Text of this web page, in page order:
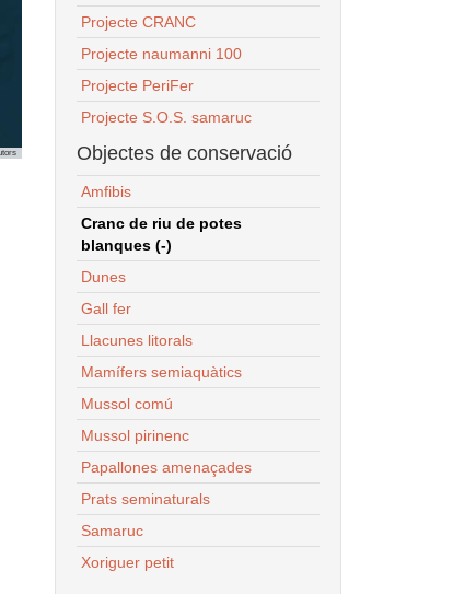
Projecte CRANC
Projecte naumanni 100
Projecte PeriFer
Projecte S.O.S. samaruc
Objectes de conservació
Amfibis
Cranc de riu de potes
blanques (-)
Dunes
Gall fer
Llacunes litorals
Mamífers semiaquàtics
Mussol comú
Mussol pirinenc
Papallones amenaçades
Prats seminaturals
Samaruc
Xoriguer petit